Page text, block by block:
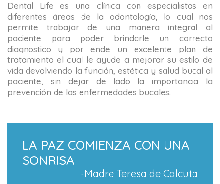
Dental Life es una clínica con especialistas en
diferentes áreas de la odontología, lo cual nos
permite trabajar de una manera integral al
paciente para poder brindarle un correcto
diagnostico y por ende un excelente plan de
tratamiento el cual le ayude a mejorar su estilo de
vida devolviendo la función, estética y salud bucal al
paciente, sin dejar de lado la importancia la
prevención de las enfermedades bucales.
LA PAZ COMIENZA CON UNA
SONRISA
-Madre Teresa de Calcuta